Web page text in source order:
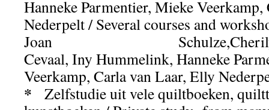
Hanneke Parmentier, Mieke
Nederpelt / Several courses and
Joan Schulze,Cherilyn
Cevaal, Iny Hummelink, Hanneke
Veerkamp, Carla van Laar, Elly
*
Zelfstudie uit vele quiltboeken,